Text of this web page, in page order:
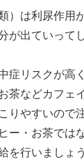
）は利尿作用
が出ていって
症リスクが高
茶などカフェ
りやすいので
ー・お茶では
を行いましょう